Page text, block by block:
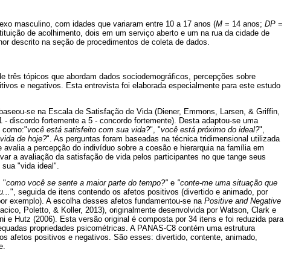
masculino, com idades que variaram entre 10 a 17 anos (M = 14 anos; DP =
de acolhimento, dois em um serviço aberto e um na rua da cidade de
descrito na seção de procedimentos de coleta de dados.
três tópicos que abordam dados sociodemográficos, percepções sobre
e negativos. Esta entrevista foi elaborada especialmente para este estudo
se na Escala de Satisfação de Vida (Diener, Emmons, Larsen, & Griffin,
discordo fortemente a 5 - concordo fortemente). Desta adaptou-se uma
como:"você está satisfeito com sua vida?", "você está próximo do ideal?",
de hoje?". As perguntas foram baseadas na técnica tridimensional utilizada
avalia a percepção do indivíduo sobre a coesão e hierarquia na família em
a avaliação da satisfação de vida pelos participantes no que tange seus
"vida ideal".
"como você se sente a maior parte do tempo?" e "conte-me uma situação que
", seguida de itens contendo os afetos positivos (divertido e animado, por
exemplo). A escolha desses afetos fundamentou-se naPositive and Negative
Poletto, & Koller, 2013), originalmente desenvolvida por Watson, Clark e
e Hutz (2006). Esta versão original é composta por 34 itens e foi reduzida para
propriedades psicométricas. A PANAS-C8 contém uma estrutura
afetos positivos e negativos. São esses: divertido, contente, animado,